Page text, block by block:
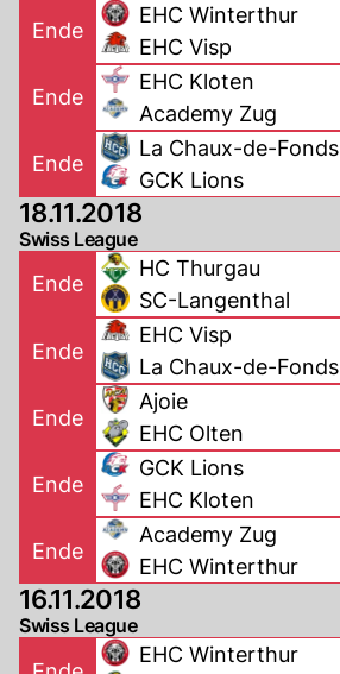
Ende
EHC Winterthur
EHC Visp
Ende
EHC Kloten
Academy Zug
Ende
La Chaux-de-Fonds
GCK Lions
18.11.2018
Swiss League
Ende
HC Thurgau
SC-Langenthal
Ende
EHC Visp
La Chaux-de-Fonds
Ende
Ajoie
EHC Olten
Ende
GCK Lions
EHC Kloten
Ende
Academy Zug
EHC Winterthur
16.11.2018
Swiss League
EHC Winterthur